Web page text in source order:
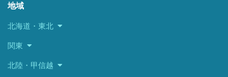
地域
北海道・東北
関東
北陸・甲信越